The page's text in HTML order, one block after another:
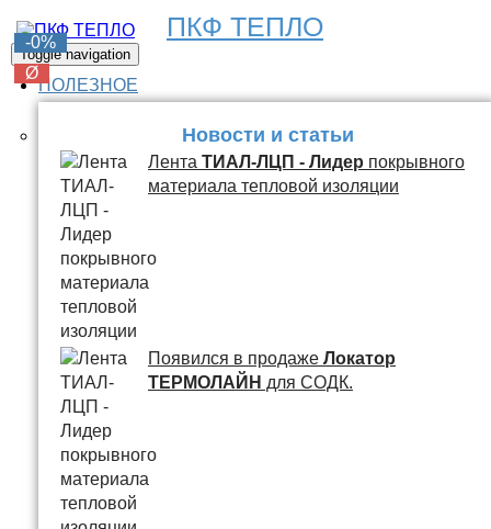
ПКФ ТЕПЛО
Toggle navigation
ПОЛЕЗНОЕ
Новости и статьи
Лента ТИАЛ-ЛЦП - Лидер покрывного
материала тепловой изоляции
Появился в продаже Локатор
ТЕРМОЛАЙН для СОДК.
-0%
Ø
-0%
Ø
-0%
Ø